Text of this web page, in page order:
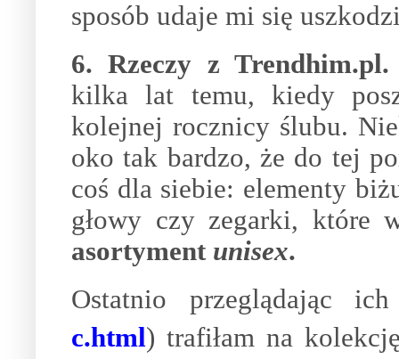
sposób udaje mi się
6. Rzeczy z Trendhim.pl.
kilka lat temu, kiedy
kolejnej rocznicy ślubu.
oko tak bardzo, że do tej
coś dla siebie: elementy
głowy czy zegarki, które
asortyment unisex.
Ostatnio przeglądając
c.html) trafiłam na